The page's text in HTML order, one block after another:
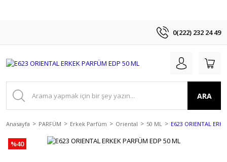
0(222) 232 24 49
ARA
Anasayfa PARFÜM Erkek Parfüm Oriental 50 ML E623 ORIENTAL
%40